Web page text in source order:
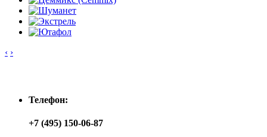
‹ ›
Телефон:
+7 (495) 150-06-87